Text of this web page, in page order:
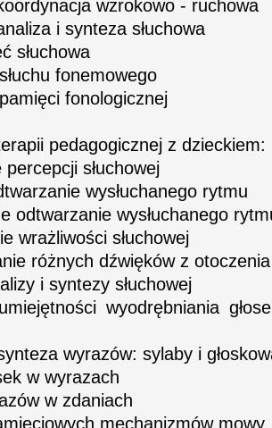
wzrokowo - ruchowa
i synteza słuchowa
słuchowa
fonemowego
fonologicznej
pedagogicznej z dzieckiem:
słuchowej
wysłuchanego rytmu
odtwarzanie wysłuchanego
wrażliwości słuchowej
różnych dźwięków z otoczenia
i syntezy słuchowej
wyodrębniania
wyrazów: sylaby i
w wyrazach
w zdaniach
mechanizmów mowy